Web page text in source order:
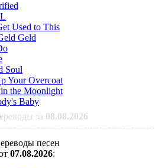
Used to This
Geld
Soul
Your Overcoat
the Moonlight
Baby
за 08.08.2026
песен
07.08.2026: